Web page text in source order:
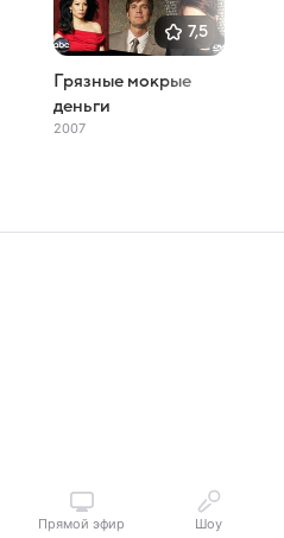
7,5
Грязные мокрые
деньги
2007
Прямой эфир Шоу